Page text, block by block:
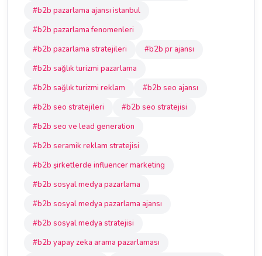
#b2b pazarlama ajansı istanbul
#b2b pazarlama fenomenleri
#b2b pazarlama stratejileri
#b2b pr ajansı
#b2b sağlık turizmi pazarlama
#b2b sağlık turizmi reklam
#b2b seo ajansı
#b2b seo stratejileri
#b2b seo stratejisi
#b2b seo ve lead generation
#b2b seramik reklam stratejisi
#b2b şirketlerde influencer marketing
#b2b sosyal medya pazarlama
#b2b sosyal medya pazarlama ajansı
#b2b sosyal medya stratejisi
#b2b yapay zeka arama pazarlaması